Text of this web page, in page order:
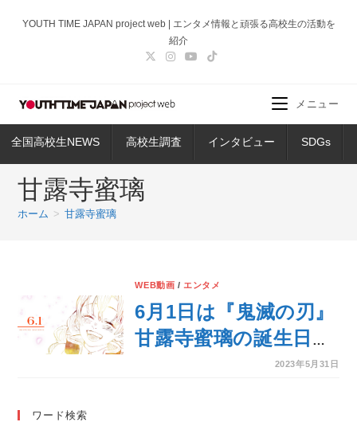
ス
ッ
YOUTH TIME JAPAN project web | エンタメ情報と頑張る高校生の活動を
紹介
全国高校生NEWS 高校生調査 インタビュー SDGs
メニュー
甘露寺蜜璃
ホーム > 甘露寺蜜璃
WEB動画 / エンタメ
6月1日は『鬼滅の刃』
甘露寺蜜璃の誕生日！
ジャンプチャンネルに
2023年5月31日
ワード検索